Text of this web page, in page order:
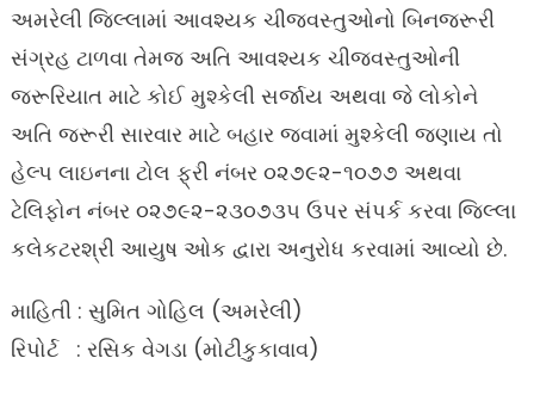
અમરેલી જિલ્લામાં આવશ્યક ચીજવસ્તુઓનો બિનજરૂરી
સંગ્રહ ટાળવા તેમજ અતિ આવશ્યક ચીજવસ્તુઓની
જરૂરિયાત માટે કોઈ મુશ્કેલી સર્જાય અથવા જે લોકોને
અતિ જરૂરી સારવાર માટે બહાર જવામાં મુશ્કેલી જણાય તો
હેલ્પ લાઇનના ટોલ ફ્રી નંબર ૦૨૭૯૨-૧૦૭૭ અથવા
ટેલિફોન નંબર ૦૨૭૯૨-૨૩૦૭૩૫ ઉપર સંપર્ક કરવા જિલ્લા
કલેકટરશ્રી આયુષ ઓક દ્વારા અનુરોધ કરવામાં આવ્યો છે.
માહિતી : સુમિત ગોહિલ (અમરેલી)
રિપોર્ટ : રસિક વેગડા (મોટીકુકાવાવ)